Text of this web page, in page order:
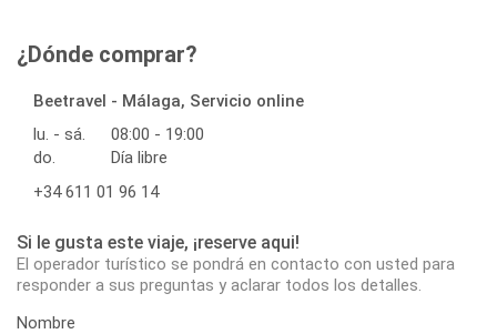
¿Dónde comprar?
Beetravel - Málaga, Servicio online
lu. - sá.
08:00 - 19:00
do.
Día libre
+34 611 01 96 14
Si le gusta este viaje, ¡reserve aqui!
El operador turístico se pondrá en contacto con usted para
responder a sus preguntas y aclarar todos los detalles.
Nombre